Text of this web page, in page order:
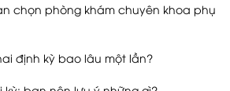
chọn phòng khám chuyên khoa phụ
định kỳ bao lâu một lần?